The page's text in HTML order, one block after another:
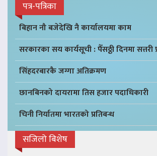
पत्र-पत्रिका
बिहान नौ बजेदेखि नै कार्यालयमा काम
सरकारका सय कार्यसूची : पैँसठ्ठी दिनमा सत्तरी
सिंहदरबारकै जग्गा अतिक्रमण
छानबिनको दायरामा तिस हजार पदाधिकारी
चिनी निर्यातमा भारतको प्रतिबन्ध
सजिलो बिशेष